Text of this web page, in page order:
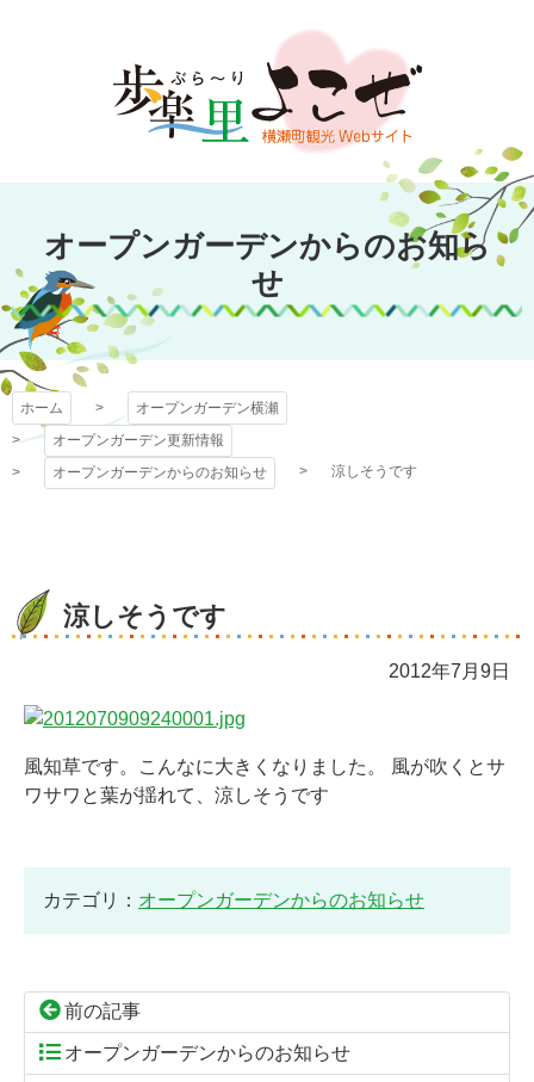
文
キ
プ
オープンガーデン
横瀬
オープンガーデンからのお知ら
せ
ホーム
オープンガーデン横瀬
オープンガーデン更新情報
オープンガーデンからのお知らせ
涼しそうです
涼しそうです
2012年7月9日
風知草です。こんなに大きくなりました。 風が吹くとサ
ワサワと葉が揺れて、涼しそうです
カテゴリ： オープンガーデンからのお知らせ
前の記事
オープンガーデンからのお知らせ